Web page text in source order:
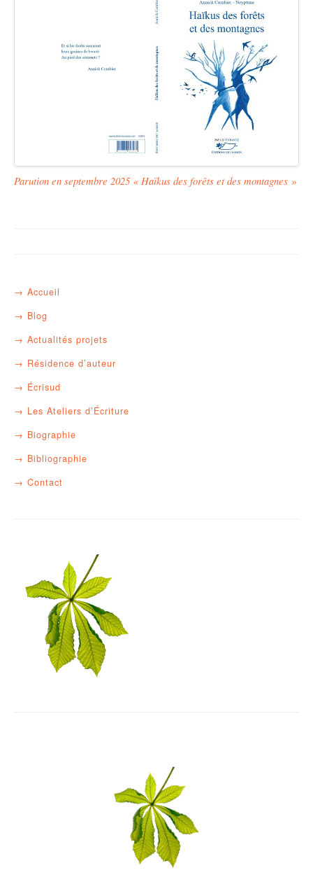
Parution en septembre 2025 « Haïkus des forêts et des montagnes »
Accueil
Blog
Actualités projets
Résidence d’auteur
Écrisud
Les Ateliers d’Écriture
Biographie
Bibliographie
Contact